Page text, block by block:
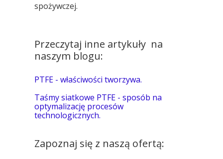
spożywczej.
Przeczytaj inne artykuły na
naszym blogu:
PTFE - właściwości tworzywa.
Taśmy siatkowe PTFE - sposób na
optymalizację procesów
technologicznych.
Zapoznaj się z naszą ofertą: